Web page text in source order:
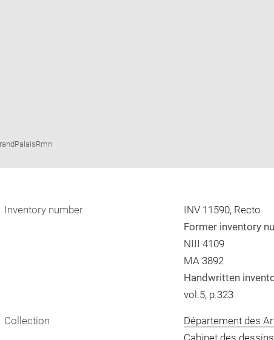
new
Inventory number
INV 11590, Recto
Former inventory
NIII 4109
MA 3892
Handwritten
vol.5, p.323
Collection
Département des
Cabinet des dessins